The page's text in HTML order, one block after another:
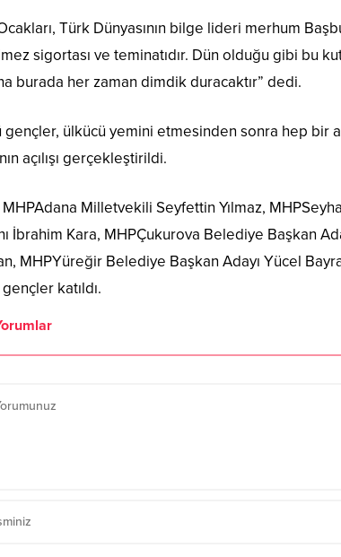
Türk Dünyasının bilge lideri merhum
sigortası ve teminatıdır. Dün olduğu gibi bu
burada her zaman dimdik duracaktır” dedi.
gençler, ülkücü yemini etmesinden sonra hep bir
açılışı gerçekleştirildi.
MHPAdana Milletvekili Seyfettin Yılmaz,
İbrahim Kara, MHPÇukurova Belediye Başkan
MHPYüreğir Belediye Başkan Adayı Yücel
katıldı.